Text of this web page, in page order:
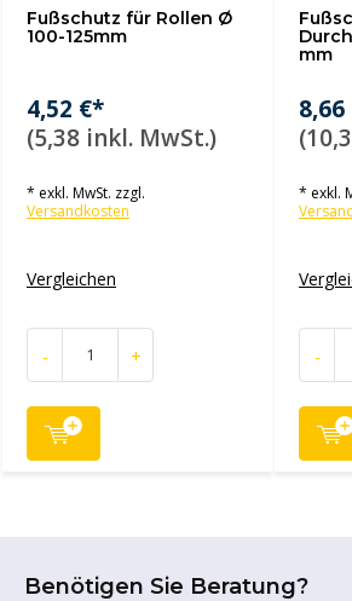
Fußschutz für Rollen Ø
100-125mm
4,52 €*
(5,38 inkl. MwSt.)
* exkl. MwSt. zzgl.
Versandkosten
Vergleichen
- +
mm
* exkl.
-
Benötigen Sie Beratung?